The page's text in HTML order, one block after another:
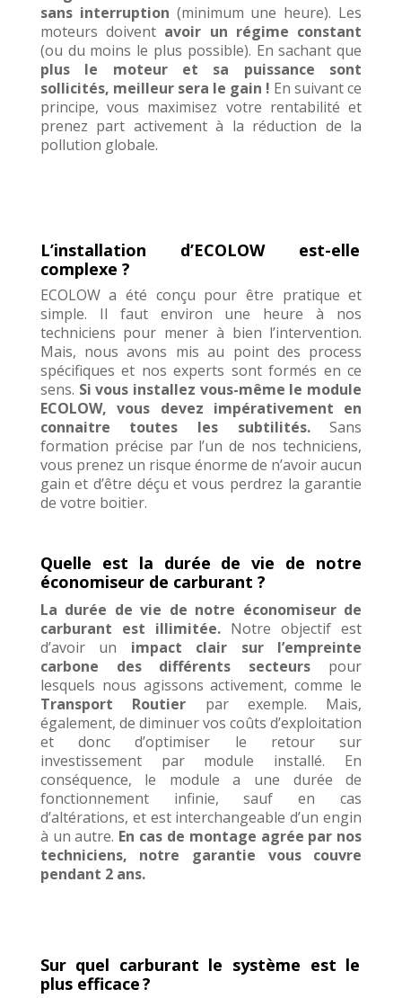
sans interruption (minimum une heure). Les
moteurs doivent avoir un régime constant
(ou du moins le plus possible). En sachant que
plus le moteur et sa puissance sont
sollicités, meilleur sera le gain ! En suivant ce
principe, vous maximisez votre rentabilité et
prenez part activement à la réduction de la
pollution globale.
L’installation d’ECOLOW est-elle
complexe ?
ECOLOW a été conçu pour être pratique et
simple. Il faut environ une heure à nos
techniciens pour mener à bien l’intervention.
Mais, nous avons mis au point des process
spécifiques et nos experts sont formés en ce
sens. Si vous installez vous-même le module
ECOLOW,vous devez impérativement en
connaitre toutes les subtilités.Sans
formation précise par l’un de nos techniciens,
vous prenez un risque énorme de n’avoir aucun
gain et d’être déçu et vous perdrez la garantie
de votre boitier.
Quelle est la durée de vie de notre
économiseur de carburant ?
La durée de vie de notre économiseur de
carburant est illimitée.Notre objectif est
d’avoir un impact clair sur l’empreinte
carbone des différents secteurs pour
lesquels nous agissons activement, comme le
Transport Routier par exemple. Mais,
également, de diminuer vos coûts d’exploitation
et donc d’optimiser le retour sur
investissement par module installé. En
conséquence, le module a une durée de
fonctionnement infinie, sauf en cas
d’altérations, et est interchangeable d’un engin
à un autre. En cas de montage agrée par nos
techniciens, notre garantie vous couvre
pendant 2 ans.
Sur quel carburant le système est le
plus efficace ?